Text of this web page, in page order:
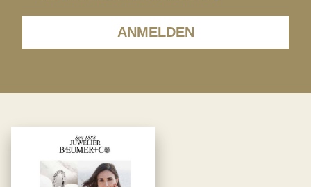
ANMELDEN